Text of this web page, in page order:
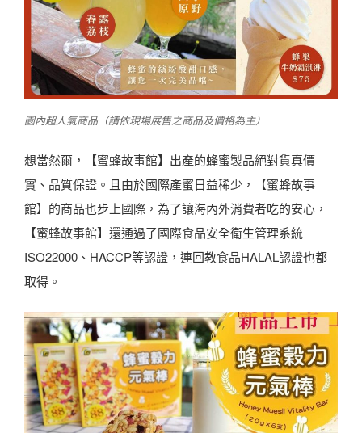
園內超人氣商品（請依現場展售之商品及價格為主）
想當然爾，【蜜蜂故事館】出產的蜂蜜製品絕對貨真價
實、品質保證。且由於國際產蜜日益稀少，【蜜蜂故事
館】的商品也步上國際，為了讓海內外消費者吃的安心，
【蜜蜂故事館】還通過了國際食品安全衛生管理系統
ISO22000、HACCP等認證，連回教食品HALAL認證也都
取得。